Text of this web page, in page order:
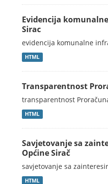
Evidencija
Sirac
evidencija komunalne
HTML
Transparentnost
transparentnost
HTML
Savjetovanje sa
Općine Sirač
savjetovanje sa
HTML